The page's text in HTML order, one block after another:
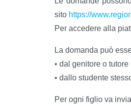
sito https://
Per accedere alla
La domanda può
• dal genitore o
• dallo studente
Per ogni figlio va